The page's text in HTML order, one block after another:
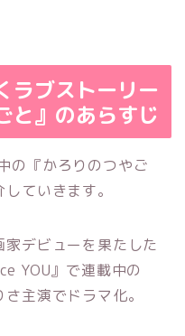
ラブストーリー
と』のあらすじ
の『かろりのつやご
ていきます。
家デビューを果たした
YOU』で連載中の
主演でドラマ化。